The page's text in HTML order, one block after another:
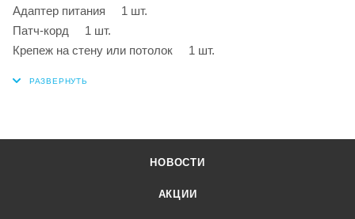
Адаптер питания 1 шт.
Патч-корд 1 шт.
Крепеж на стену или потолок 1 шт.
НОВОСТИ
АКЦИИ